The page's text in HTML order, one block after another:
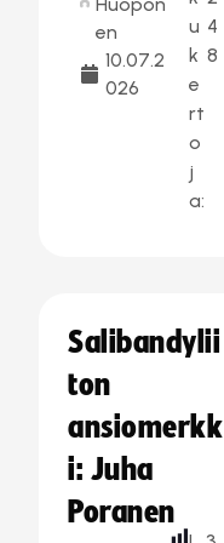
en
10.07.2
026
u
k
e
rt
o
j
a:
4
8
Salibandylii
ton
ansiomerkk
i: Juha
Poranen